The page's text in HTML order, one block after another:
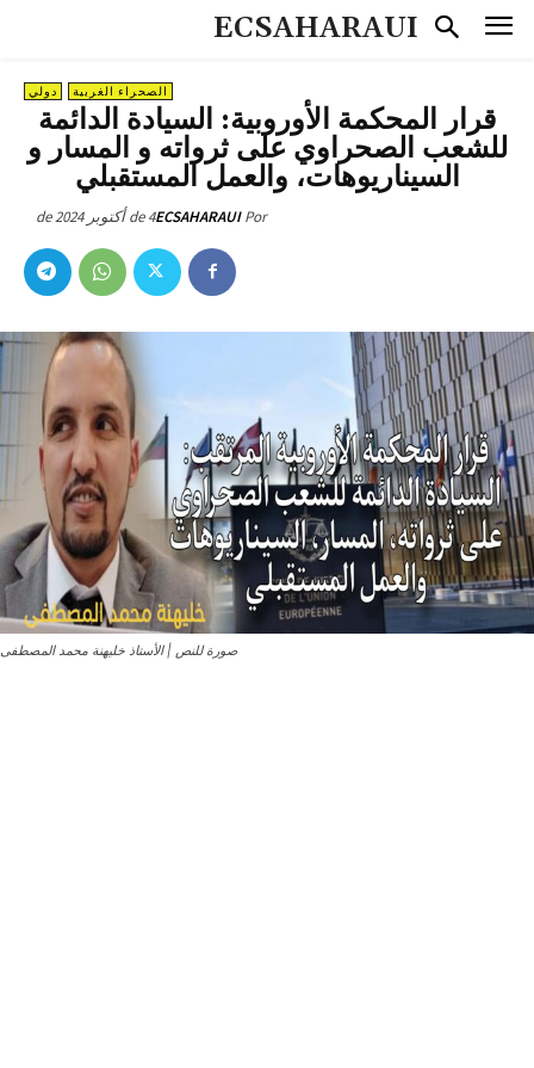
ECSAHARAUI
الصحراء الغربية دولي
قرار المحكمة الأوروبية: السيادة الدائمة
للشعب الصحراوي على ثرواته و المسار و
السيناريوهات، والعمل المستقبلي
Por
ECSAHARAUI4 de أكتوبر de 2024
صورة للنص | الأستاذ خليهنة محمد المصطفى